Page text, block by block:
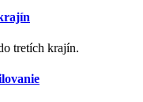
tretích krajín.